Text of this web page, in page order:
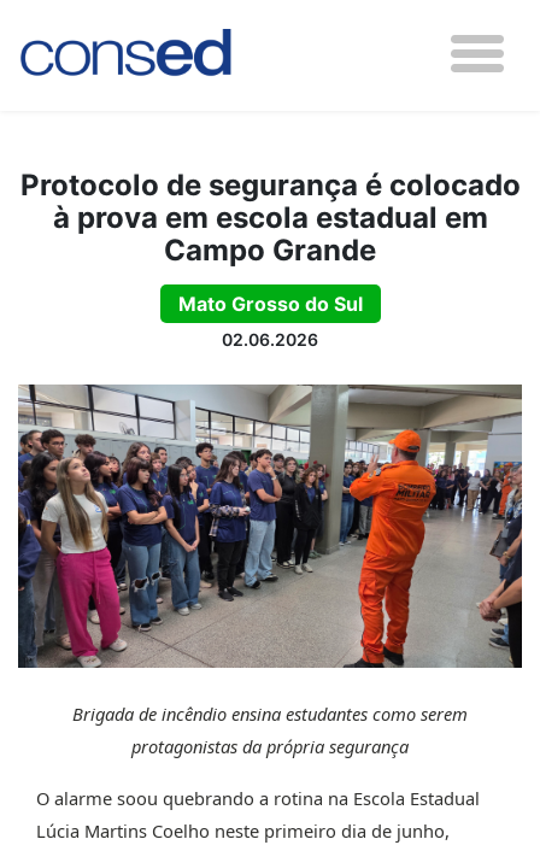
Protocolo de segurança é colocado
à prova em escola estadual em
Campo Grande
Mato Grosso do Sul
02.06.2026
Brigada de incêndio ensina estudantes como serem
protagonistas da própria segurança
O alarme soou quebrando a rotina na Escola Estadual
Lúcia Martins Coelho neste primeiro dia de junho,